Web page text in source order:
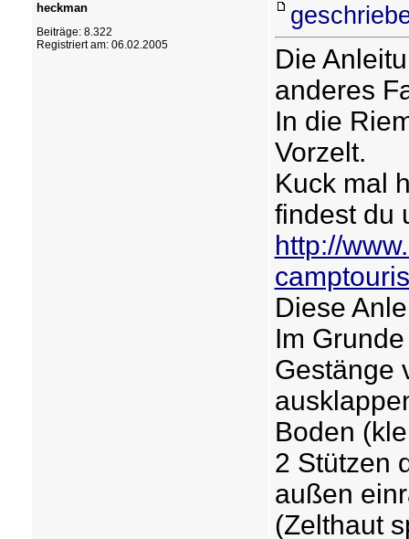
heckman
Beiträge: 8.322
Registriert am: 06.02.2005
Die
anderes
In die
Vorzelt.
Kuck mal
findest du
http://
Diese
Im
Gestänge
Boden
2 Stützen
außen
(Zelthaut